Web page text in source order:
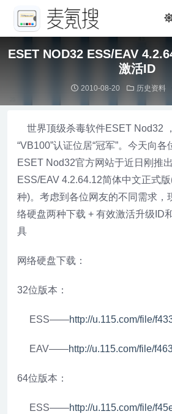
ESET NOD32 ESS/EAV
激活ID
2010-08-20 历史资料
世界顶级杀毒软件ESET Nod32
“VB100”认证位居“冠军”。今天向各
ESET Nod32官方网站于近日刚推
ESS/EAV 4.2.64.12简体中文正式
种)。考虑到各位网友的不同需求，
络硬盘两种下载 + 有效激活升级ID
具
网络硬盘下载：
32位版本：
ESS——http://u.115.com/file/
EAV——http://u.115.com/file/
64位版本：
ESS——http://u.115.com/file/